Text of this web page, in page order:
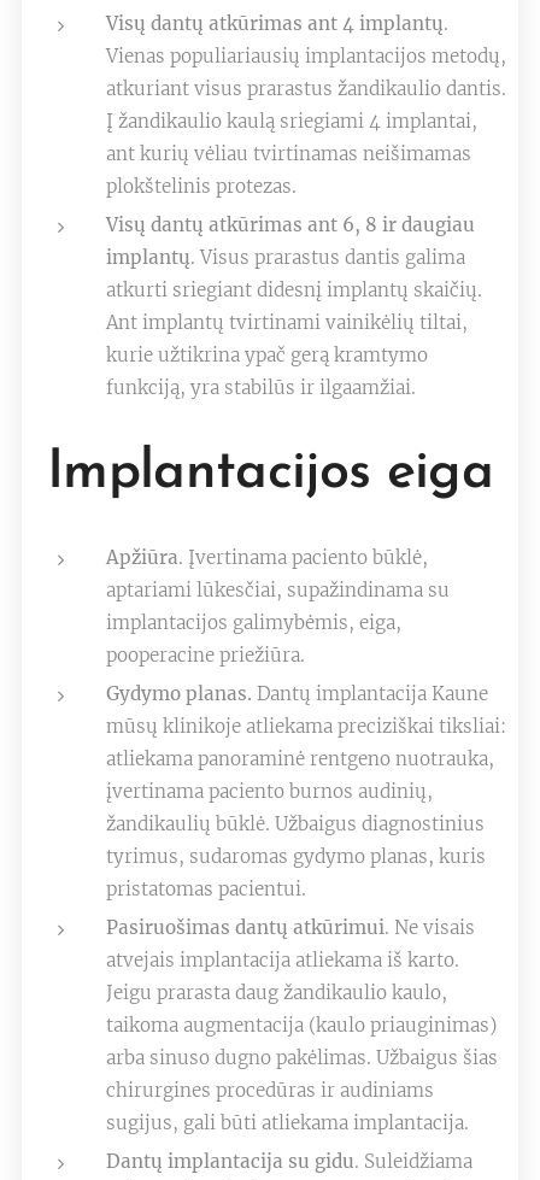
Visų dantų atkūrimas ant 4 implantų.
Vienas populiariausių implantacijos metodų,
atkuriant visus prarastus žandikaulio dantis.
Į žandikaulio kaulą sriegiami 4 implantai,
ant kurių vėliau tvirtinamas neišimamas
plokštelinis protezas.
Visų dantų atkūrimas ant 6, 8 ir daugiau
implantų. Visus prarastus dantis galima
atkurti sriegiant didesnį implantų skaičių.
Ant implantų tvirtinami vainikėlių tiltai,
kurie užtikrina ypač gerą kramtymo
funkciją, yra stabilūs ir ilgaamžiai.
Implantacijos eiga
Apžiūra. Įvertinama paciento būklė,
aptariami lūkesčiai, supažindinama su
implantacijos galimybėmis, eiga,
pooperacine priežiūra.
Gydymo planas. Dantų implantacija Kaune
mūsų klinikoje atliekama preciziškai tiksliai:
atliekama panoraminė rentgeno nuotrauka,
įvertinama paciento burnos audinių,
žandikaulių būklė. Užbaigus diagnostinius
tyrimus, sudaromas gydymo planas, kuris
pristatomas pacientui.
Pasiruošimas dantų atkūrimui. Ne visais
atvejais implantacija atliekama iš karto.
Jeigu prarasta daug žandikaulio kaulo,
taikoma augmentacija (kaulo priauginimas)
arba sinuso dugno pakėlimas. Užbaigus šias
chirurgines procedūras ir audiniams
sugijus, gali būti atliekama implantacija.
Dantų implantacija su gidu. Suleidžiama